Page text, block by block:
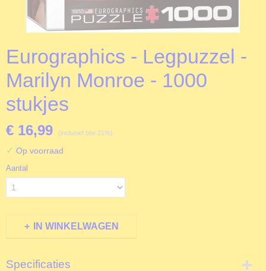
Eurographics - Legpuzzel -
Marilyn Monroe - 1000
stukjes
€ 16,99 (inclusief btw 21%)
✓ Op voorraad
Aantal
IN WINKELWAGEN
Specificaties